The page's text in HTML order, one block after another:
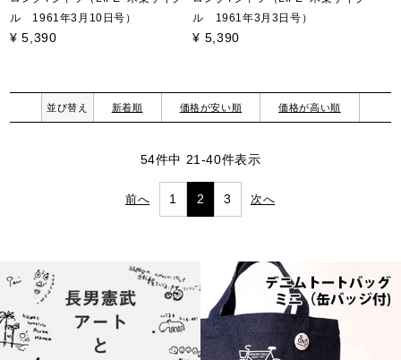
ル 1961年3月10日号）
¥ 5,390
ル 1961年3月3日号）
¥ 5,390
並び替え 新着順 価格が安い順 価格が高い順
54件中 21-40件表示
1 2 3